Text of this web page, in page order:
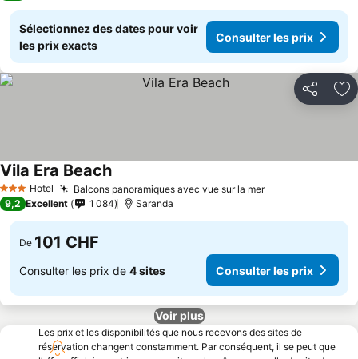
Sélectionnez des dates pour voir
les prix exacts
Consulter les prix
Partager
3 ÉtoilesHotel Balcons panoramiques avec vue sur la mer
Vila Era Beach
9,2 Excellent 1 084 Saranda
De 101 CHF
Consulter les prix de 4 sites Consulter les prix
Voir plus
Les prix et les disponibilités que nous recevons des sites de
réservation changent constamment. Par conséquent, il se peut que